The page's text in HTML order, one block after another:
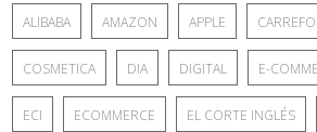
ALIBABA AMAZON APPLE
COSMETICA DIA DIGITAL E-
ECI ECOMMERCE EL CORTE INGLÉS